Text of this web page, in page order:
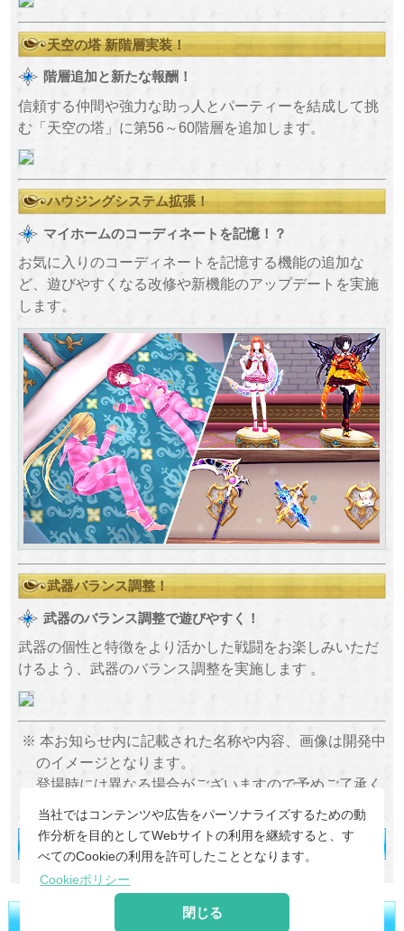
当社ではコンテンツや広告をパーソナライズするための動
作分析を目的としてWebサイトの利用を継続すると、す
べてのCookieの利用を許可したこととなります。
Cookieポリシー
閉じる
天空の塔 新階層実装！
階層追加と新たな報酬！
信頼する仲間や強力な助っ人とパーティーを結成して挑
む「天空の塔」に第56～60階層を追加します。
ハウジングシステム拡張！
マイホームのコーディネートを記憶！？
お気に入りのコーディネートを記憶する機能の追加な
ど、遊びやすくなる改修や新機能のアップデートを実施
します。
武器バランス調整！
武器のバランス調整で遊びやすく！
武器の個性と特徴をより活かした戦闘をお楽しみいただ
けるよう、武器のバランス調整を実施します 。
本お知らせ内に記載された名称や内容、画像は開発中
のイメージとなります。
登場時には異なる場合がございますので予めご了承く
ださい。